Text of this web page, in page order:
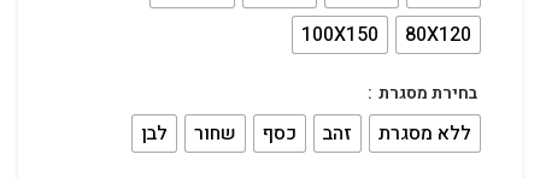
80X120
100X150
בחירת מסגרת
ללא מסגרת זהב כסף שחור לבן